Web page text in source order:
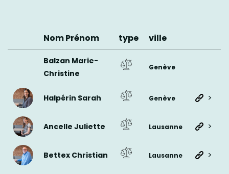
Nom Prénom type ville
Balzan Marie-
Christine
Genève
Halpérin Sarah Genève >
Ancelle Juliette Lausanne >
Bettex Christian Lausanne >